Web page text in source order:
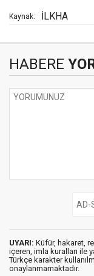
Kaynak: İLKHA
HABERE
UYARI: Küfür, hakaret,
içeren, imla kuralları ile
Türkçe karakter
onaylanmamaktadır.